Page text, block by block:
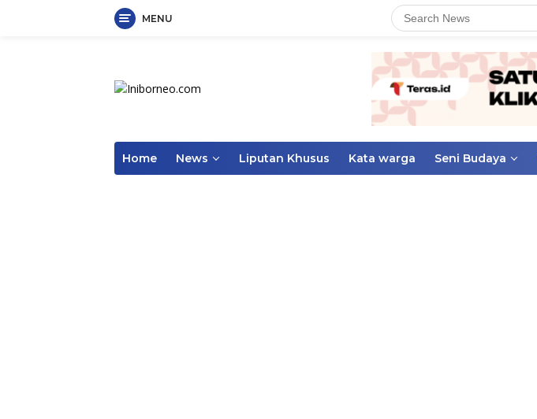
MENU
Home News Liputan Khusus Kata warga Seni Budaya